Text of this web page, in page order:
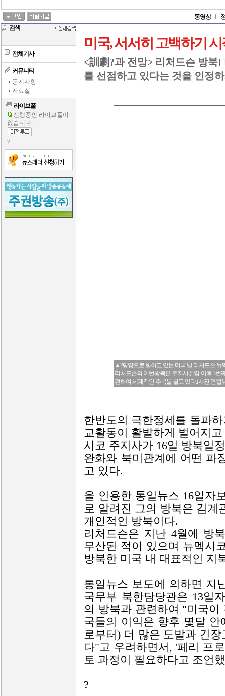
동영상
검색
전체기사
커뮤니티
공지사항
자료실
라이브폴
진행중인 라이브폴이
없습니다.
?
미국, 서서히 고백하기
<訓劇?과 전망> 리처드슨 방북
를 선점하고 있다는 것을 인정
▲?평양으로 향하고 있는 미국 빌 리처드슨 뉴
리처드슨의 이번방북은 주지사취임 이후 3번
련하여 세계적인 주목을 끌고 있다.(사진 연합
한반도의 극한정세를 돌파
교활동이 활발하게 벌어지
시코 주지사가 16일 방북일
완화와 북미관계에 어떤 파
고 있다.
을 인용한 통일뉴스 16일자
로 알려진 그의 방북은 김계
개인적인 방북이다.
리처드슨은 지난 4월에 방
무산된 적이 있으며 뉴멕시
방북한 미국 내 대표적인 지
통일뉴스 보도에 의하면 지
국무부 북한담당관은 13일
의 방북과 관련하여 "미국
국들의 이익은 향후 몇달
로부터) 더 많은 도발과 긴
다"고 우려하면서, '페리 프
토 과정이 필요하다고 조언
?